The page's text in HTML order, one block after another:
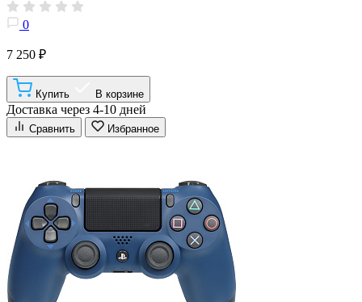
0
7 250 ₽
Купить В корзине
Доставка через 4-10 дней
Сравнить Избранное